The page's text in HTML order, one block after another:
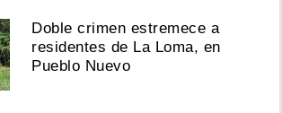
Doble crimen estremece a
residentes de La Loma, en
Pueblo Nuevo